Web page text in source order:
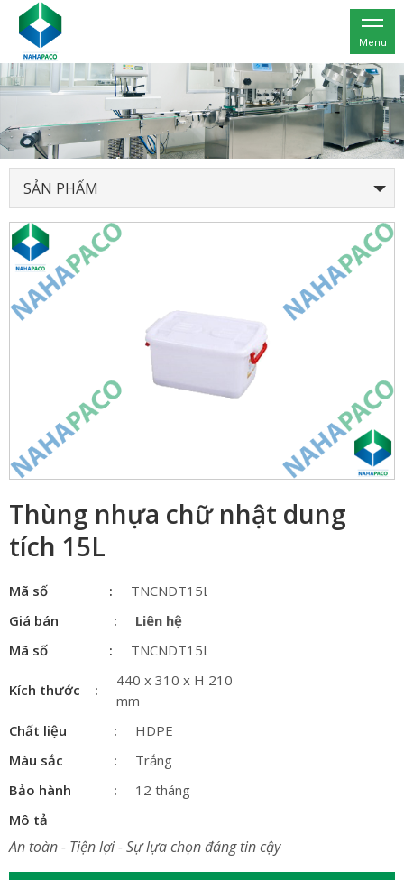
Menu
SẢN PHẨM
Thùng nhựa chữ nhật dung
tích 15L
Mã số
TNCNDT15L
Giá bán
Liên hệ
Mã số
TNCNDT15L
Kích thước
440 x 310 x H 210
mm
Chất liệu
HDPE
Màu sắc
Trắng
Bảo hành
12 tháng
Mô tả
An toàn - Tiện lợi - Sự lựa chọn đáng tin cậy